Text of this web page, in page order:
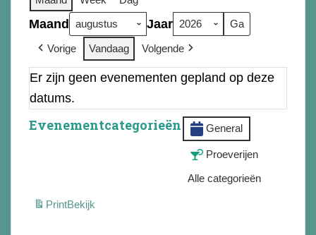
Maand Jaar
Vorige Vandaag Volgende
Er zijn geen evenementen gepland op deze
datums.
Evenementcategorieën General
Proeverijen
Alle categorieën
PrintBekijk